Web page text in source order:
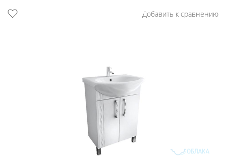
Добавить к сравнению